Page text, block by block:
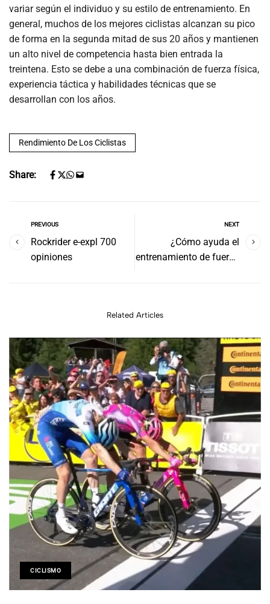
variar según el individuo y su estilo de entrenamiento. En
general, muchos de los mejores ciclistas alcanzan su pico
de forma en la segunda mitad de sus 20 años y mantienen
un alto nivel de competencia hasta bien entrada la
treintena. Esto se debe a una combinación de fuerza física,
experiencia táctica y habilidades técnicas que se
desarrollan con los años.
Rendimiento De Los Ciclistas
Share:
PREVIOUS
Rockrider e-expl 700
opiniones
NEXT
¿Cómo ayuda el
entrenamiento de fuerza
Related Articles
CICLISMO